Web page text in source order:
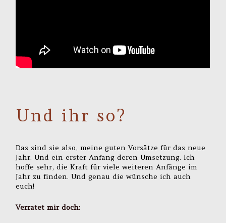
Und ihr so?
Das sind sie also, meine guten Vorsätze für das neue
Jahr. Und ein erster Anfang deren Umsetzung. Ich
hoffe sehr, die Kraft für viele weiteren Anfänge im
Jahr zu finden. Und genau die wünsche ich auch
euch!
Verratet mir doch: